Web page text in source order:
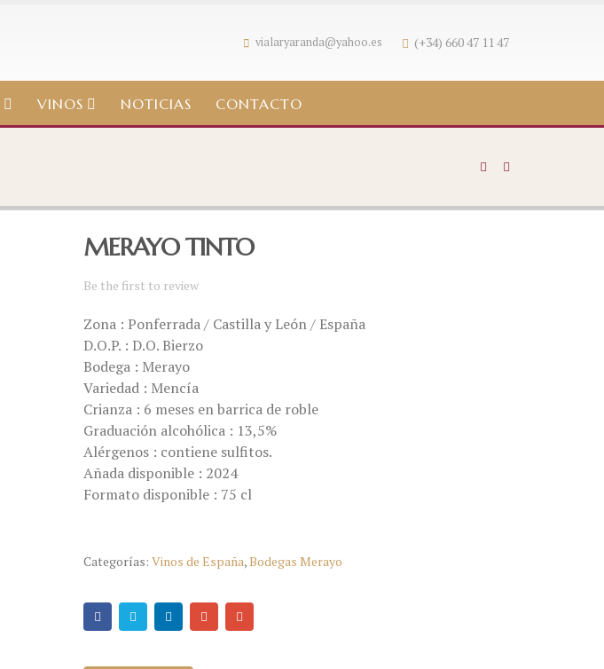
vialaryaranda@yahoo.es (+34) 660 47 11 47
VINOS NOTICIAS CONTACTO
MERAYO TINTO
Be the first to review
Zona : Ponferrada / Castilla y León / España
D.O.P. : D.O. Bierzo
Bodega : Merayo
Variedad : Mencía
Crianza : 6 meses en barrica de roble
Graduación alcohólica : 13,5%
Alérgenos : contiene sulfitos.
Añada disponible : 2024
Formato disponible : 75 cl
Categorías:Vinos de España,Bodegas Merayo